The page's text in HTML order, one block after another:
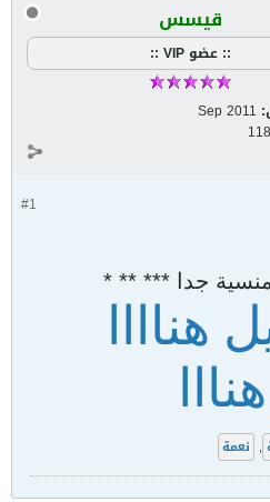
قيسس
:: عضو VIP ::
Sep 2011
#1
جدا *** ** *
هناااا
, نعمة